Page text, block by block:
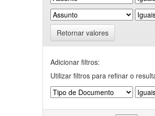
Retornar valores
Adicionar filtros:
Utilizar filtros para refinar o